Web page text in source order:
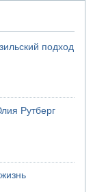
подход
Рутберг